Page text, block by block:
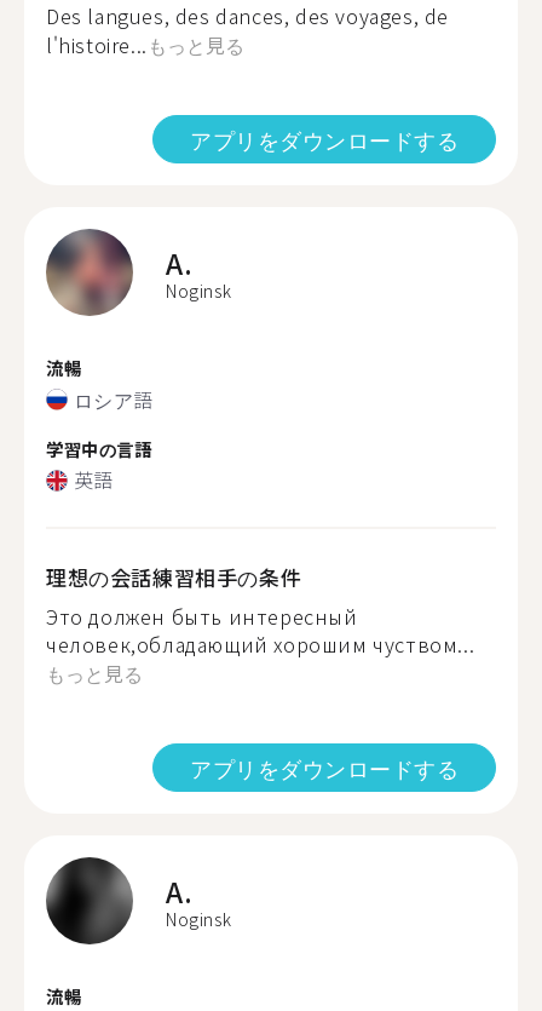
Des langues, des dances, des voyages, de
l'histoire... もっと見る
アプリをダウンロードする
A.
Noginsk
流暢
ロシア語
学習中の言語
英語
理想の会話練習相手の条件
Это должен быть интересный
человек,обладающий хорошим чуством...
もっと見る
アプリをダウンロードする
A.
Noginsk
流暢